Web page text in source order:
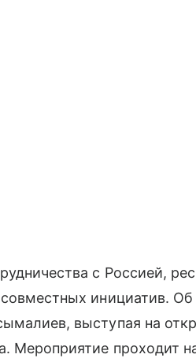
с Россией,
инициатив. Об
выступая на
Мероприятие проходит